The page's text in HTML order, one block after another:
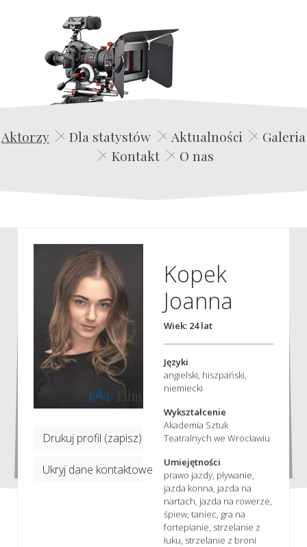
Edwin Film Agencja Aktorska
Aktorzy Dla statystów Aktualności
Galeria
Kontakt
O nas
Drukuj profil (zapisz)
Ukryj dane kontaktowe
Kopek
Joanna
Wiek: 24 lat
Języki
angielski, hiszpański,
niemiecki
Wykształcenie
Akademia Sztuk
Teatralnych we Wrocławiu
Umiejętności
prawo jazdy, pływanie,
jazda konna, jazda na
nartach, jazda na rowerze,
śpiew, taniec, gra na
fortepianie, strzelanie z
łuku, strzelanie z broni